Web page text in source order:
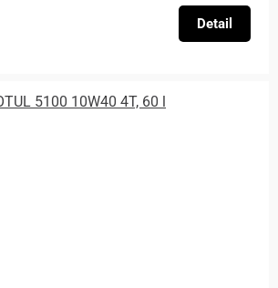
Detail
5100 10W40 4T, 60 l